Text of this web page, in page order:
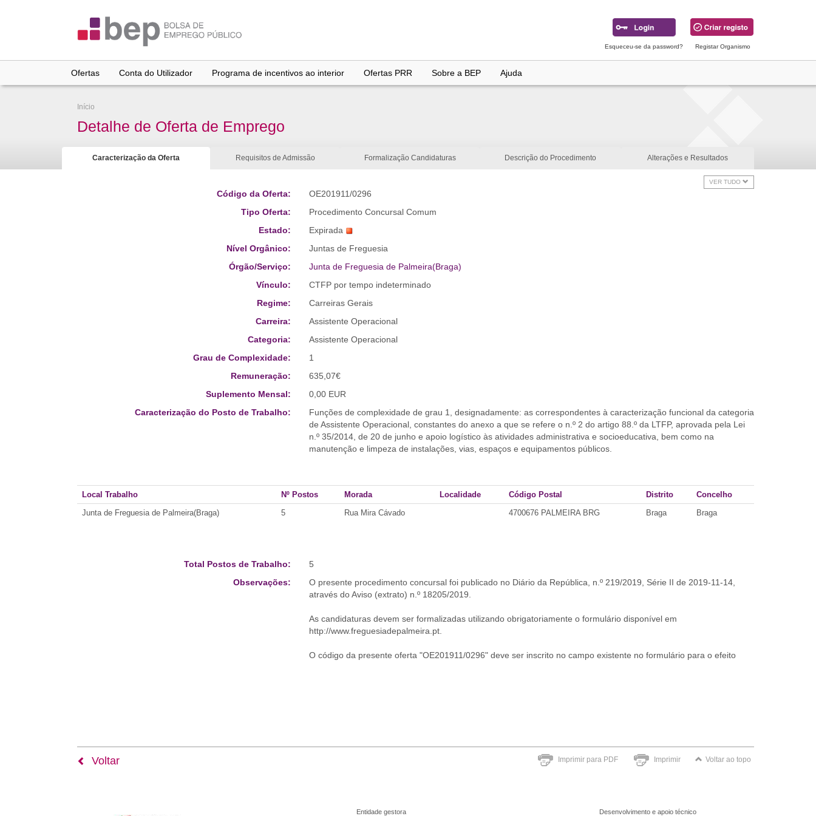
Esqueceu-se da password? Registar Organismo
Ofertas Conta do Utilizador Programa de incentivos ao interior Ofertas PRR Sobre a BEP Ajuda
Início
Detalhe de Oferta de Emprego
Caracterização da Oferta Requisitos de Admissão Formalização Candidaturas Descrição do Procedimento Alterações e Resultados
VER TUDO
Código da Oferta:
OE201911/0296
Tipo Oferta:
Procedimento Concursal Comum
Estado:
Expirada
Nível Orgânico:
Juntas de Freguesia
Órgão/Serviço:
Junta de Freguesia de Palmeira(Braga)
Vínculo:
CTFP por tempo indeterminado
Regime:
Carreiras Gerais
Carreira:
Assistente Operacional
Categoria:
Assistente Operacional
Grau de Complexidade:
1
Remuneração:
635,07€
Suplemento Mensal:
0,00 EUR
Caracterização do Posto de Trabalho:
Funções de complexidade de grau 1, designadamente: as correspondentes à caracterização funcional da categoria
de Assistente Operacional, constantes do anexo a que se refere o n.º 2 do artigo 88.º da LTFP, aprovada pela Lei
n.º 35/2014, de 20 de junho e apoio logístico às atividades administrativa e socioeducativa, bem como na
manutenção e limpeza de instalações, vias, espaços e equipamentos públicos.
Local Trabalho Nº Postos Morada Localidade Código Postal Distrito
Concelho
Junta de Freguesia de Palmeira(Braga)
5 Rua Mira Cávado 4700676 PALMEIRA BRG Braga Braga
Total Postos de Trabalho:
5
Observações:
O presente procedimento concursal foi publicado no Diário da República, n.º 219/2019, Série II de 2019-11-14,
através do Aviso (extrato) n.º 18205/2019.
As candidaturas devem ser formalizadas utilizando obrigatoriamente o formulário disponível em
http://www.freguesiadepalmeira.pt.
O código da presente oferta "OE201911/0296" deve ser inscrito no campo existente no formulário para o efeito
Imprimir para PDF Imprimir Voltar ao topo
Voltar
Entidade gestora Desenvolvimento e apoio técnico